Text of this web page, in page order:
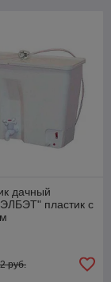
дачный
пластик с
руб.